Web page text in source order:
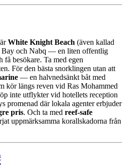
White Knight Beach (även kallad
Bay och Nabq — en liten offentlig
få besökare. Ta med egen
För den bästa snorklingen utan att
— en halvnedsänkt båt med
kör längs reven vid Ras Mohammed
inte utflykter vid hotellets reception
promenad där lokala agenter erbjuder
pris. Och ta med reef-safe
uppmärksamma korallskadorna från